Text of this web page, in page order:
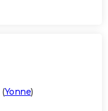
(Yonne)